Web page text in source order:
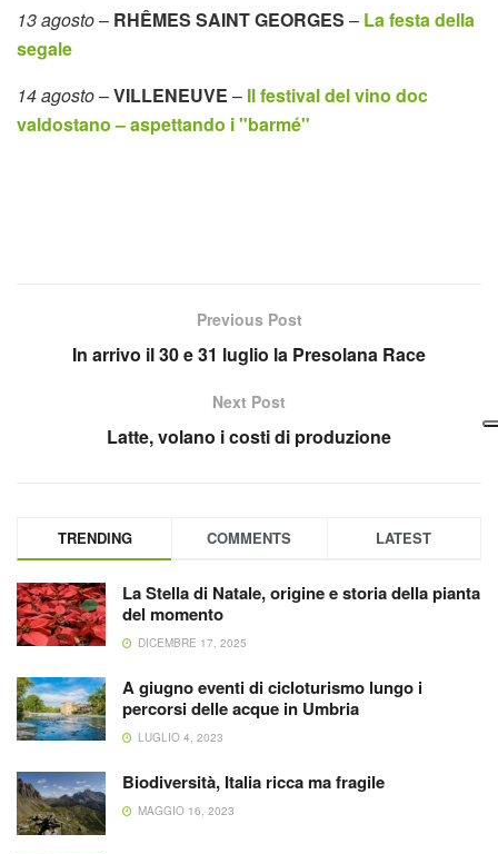
13 agosto– RHÊMES SAINT GEORGES – La festa della
segale
14 agosto–VILLENEUVE – Il festival del vino doc
valdostano – aspettando i "barmé"
Previous Post
In arrivo il 30 e 31 luglio la Presolana Race
Next Post
Latte, volano i costi di produzione
TRENDING COMMENTS LATEST
La Stella di Natale, origine e storia della pianta
del momento
DICEMBRE 17, 2025
A giugno eventi di cicloturismo lungo i
percorsi delle acque in Umbria
LUGLIO 4, 2023
Biodiversità, Italia ricca ma fragile
MAGGIO 16, 2023